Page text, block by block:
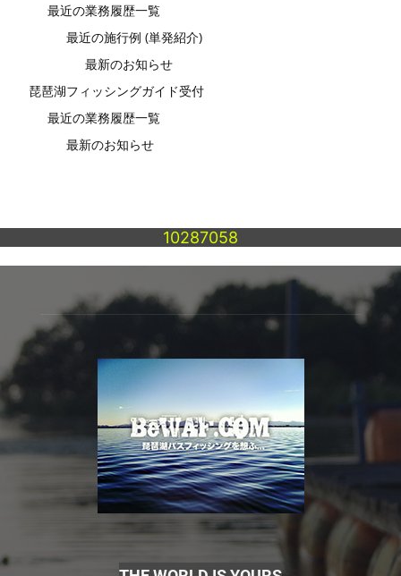
最近の業務履歴一覧
最近の施行例 (単発紹介)
最新のお知らせ
琵琶湖フィッシングガイド受付
最近の業務履歴一覧
最新のお知らせ
10287058